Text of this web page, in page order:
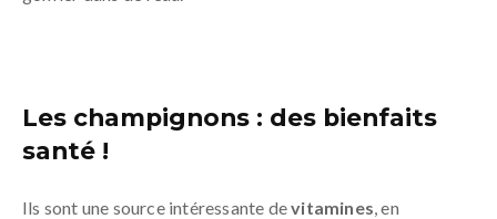
Les champignons : des bienfaits
santé !
Ils sont une source intéressante devitamines , en